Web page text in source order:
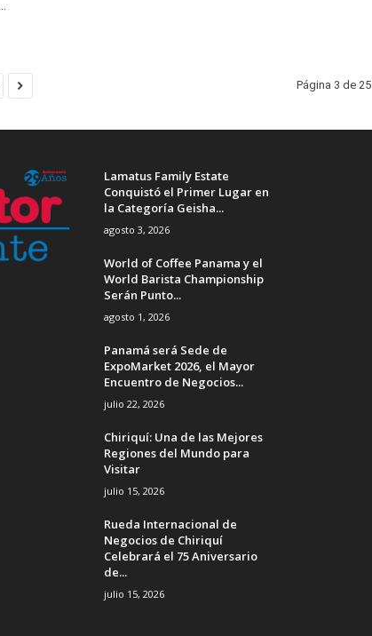
Página 3 de 25
Lamatus Family Estate
Conquistó el Primer Lugar en
la Categoría Geisha...
agosto 3, 2026
World of Coffee Panama y el
World Barista Championship
Serán Punto...
agosto 1, 2026
Panamá será Sede de
ExpoMarket 2026, el Mayor
Encuentro de Negocios...
julio 22, 2026
Chiriquí: Una de las Mejores
Regiones del Mundo para
Visitar
julio 15, 2026
Rueda Internacional de
Negocios de Chiriquí
Celebrará el 75 Aniversario
de...
julio 15, 2026